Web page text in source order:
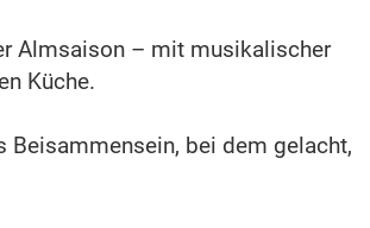
Almsaison – mit musikalischer
Küche.
Beisammensein, bei dem gelacht,